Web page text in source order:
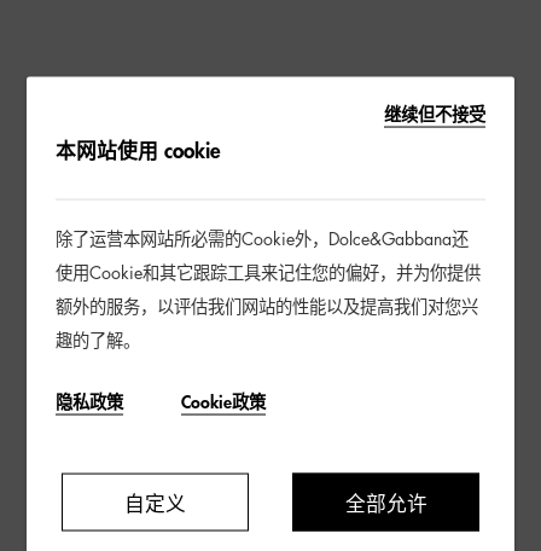
继续但不接受
本网站使用 cookie
除了运营本网站所必需的Cookie外，Dolce&Gabbana还
使用Cookie和其它跟踪工具来记住您的偏好，并为你提供
额外的服务，以评估我们网站的性能以及提高我们对您兴
趣的了解。
隐私政策 Cookie政策
自定义 全部允许